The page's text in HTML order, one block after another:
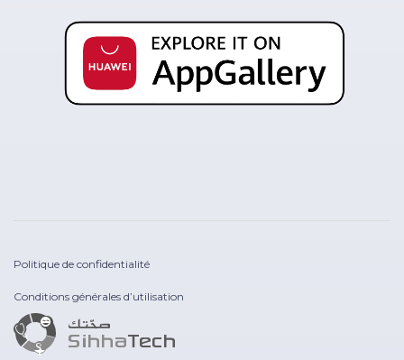
Politique de confidentialité
Conditions générales d’utilisation